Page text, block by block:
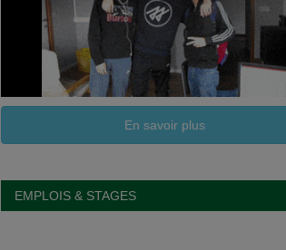
En savoir plus
EMPLOIS & STAGES